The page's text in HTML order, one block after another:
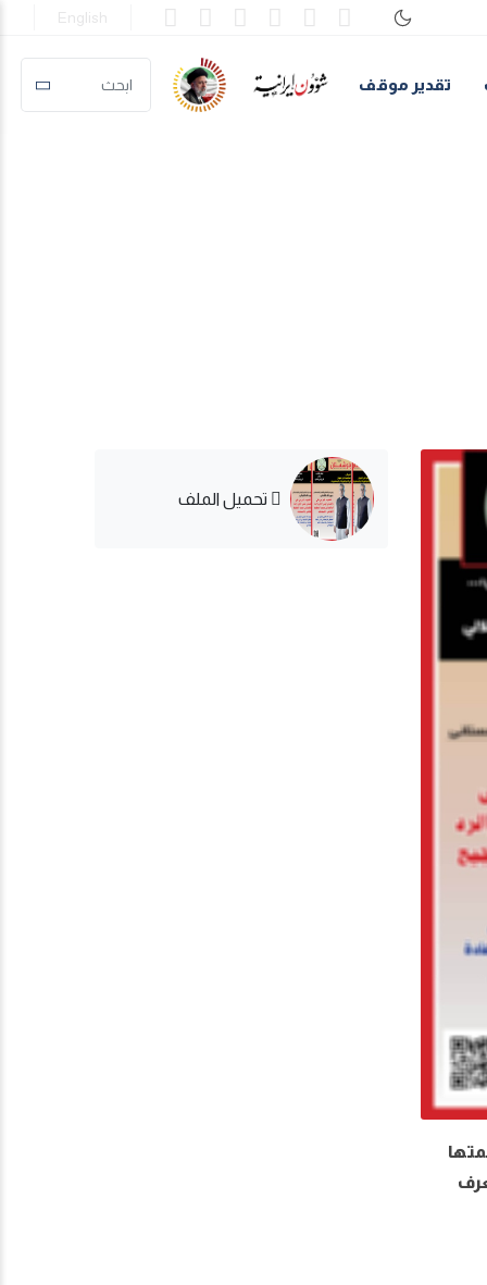
English
تقدير موقف
تحميل الملف